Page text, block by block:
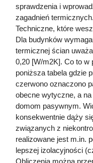
sprawdzenia i
zagadnień
Techniczne, które
Dla budynków
termicznej ścian
0,20 [W/m2K]. Co to
poniższa tabela gdzie
czerwono oznaczono
obecne wytyczne, a
domom pasywnym.
konsekwentnie dąży
związanych z
realizowane jest m.in.
lepszej izolacyjności
Obliczenia można